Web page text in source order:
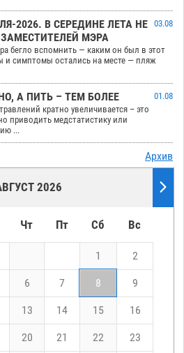
2026. В СЕРЕДИНЕ ЛЕТА НЕ
МЭРА
03.08
бегло вспомнить — каким он был в этот
и симптомы остались на месте — пляж
А ПИТЬ – ТЕМ БОЛЕЕ
01.08
кратно увеличивается – это
приводить медстатистику или
...
Архив
2026
Чт Пт Сб Вс
1 2
6 7 8 9
13 14 15 16
20 21 22 23